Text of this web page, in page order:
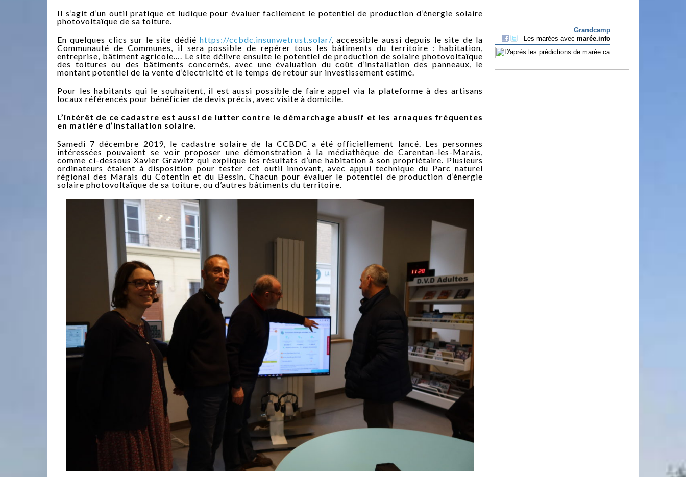
Il s’agit d’un outil pratique et ludique pour évaluer facilement le potentiel de production d’énergie solaire
photovoltaïque de sa toiture.
En quelques clics sur le site dédiéhttps://ccbdc.insunwetrust.solar/, accessible aussi depuis le site de la
Communauté de Communes, il sera possible de repérer tous les bâtiments du territoire : habitation,
entreprise, bâtiment agricole…. Le site délivre ensuite le potentiel de production de solaire photovoltaïque
des toitures ou des bâtiments concernés, avec une évaluation du coût d’installation des panneaux, le
montant potentiel de la vente d’électricité et le temps de retour sur investissement estimé.
Pour les habitants qui le souhaitent, il est aussi possible de faire appel via la plateforme à des artisans
locaux référencés pour bénéficier de devis précis, avec visite à domicile.
L’intérêt de ce cadastre est aussi de lutter contre le démarchage abusif et les arnaques fréquentes
en matière d’installation solaire.
Samedi 7 décembre 2019, le cadastre solaire de la CCBDC a été officiellement lancé. Les personnes
intéressées pouvaient se voir proposer une démonstration à la médiathèque de Carentan-les-Marais,
comme ci-dessous Xavier Grawitz qui explique les résultats d’une habitation à son propriétaire. Plusieurs
ordinateurs étaient à disposition pour tester cet outil innovant, avec appui technique du Parc naturel
régional des Marais du Cotentin et du Bessin. Chacun pour évaluer le potentiel de production d’énergie
solaire photovoltaïque de sa toiture, ou d’autres bâtiments du territoire.